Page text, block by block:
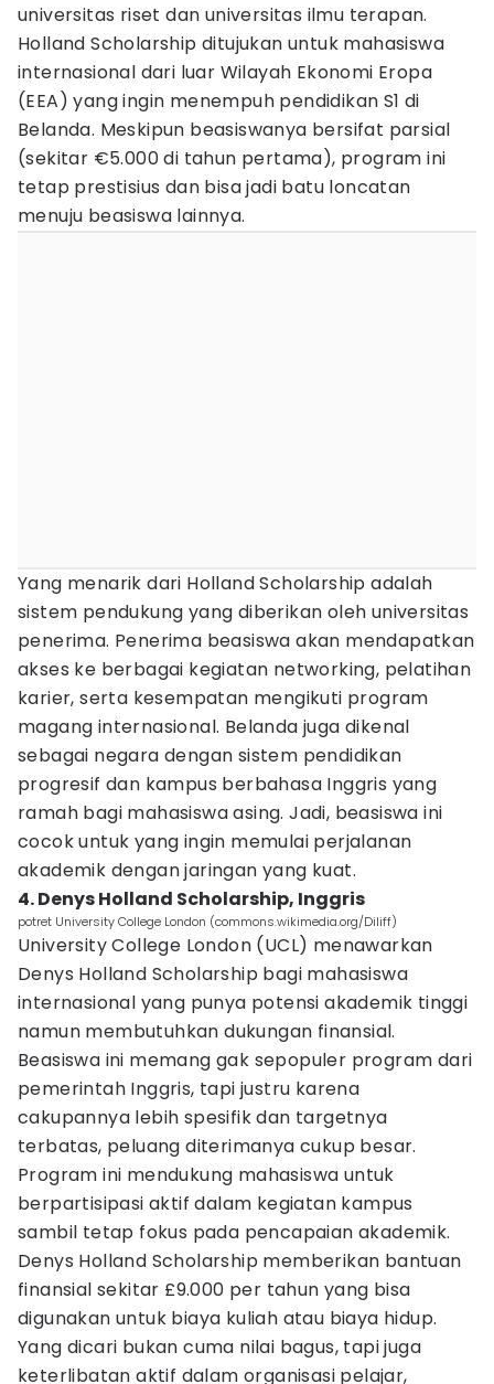
universitas riset dan universitas ilmu terapan.
Holland Scholarship ditujukan untuk mahasiswa
internasional dari luar Wilayah Ekonomi Eropa
(EEA) yang ingin menempuh pendidikan S1 di
Belanda. Meskipun beasiswanya bersifat parsial
(sekitar €5.000 di tahun pertama), program ini
tetap prestisius dan bisa jadi batu loncatan
menuju beasiswa lainnya.
Yang menarik dari Holland Scholarship adalah
sistem pendukung yang diberikan oleh universitas
penerima. Penerima beasiswa akan mendapatkan
akses ke berbagai kegiatan networking, pelatihan
karier, serta kesempatan mengikuti program
magang internasional. Belanda juga dikenal
sebagai negara dengan sistem pendidikan
progresif dan kampus berbahasa Inggris yang
ramah bagi mahasiswa asing. Jadi, beasiswa ini
cocok untuk yang ingin memulai perjalanan
akademik dengan jaringan yang kuat.
4. Denys Holland Scholarship, Inggris
potret University College London (commons.wikimedia.org/Diliff)
University College London (UCL) menawarkan
Denys Holland Scholarship bagi mahasiswa
internasional yang punya potensi akademik tinggi
namun membutuhkan dukungan finansial.
Beasiswa ini memang gak sepopuler program dari
pemerintah Inggris, tapi justru karena
cakupannya lebih spesifik dan targetnya
terbatas, peluang diterimanya cukup besar.
Program ini mendukung mahasiswa untuk
berpartisipasi aktif dalam kegiatan kampus
sambil tetap fokus pada pencapaian akademik.
Denys Holland Scholarship memberikan bantuan
finansial sekitar £9.000 per tahun yang bisa
digunakan untuk biaya kuliah atau biaya hidup.
Yang dicari bukan cuma nilai bagus, tapi juga
keterlibatan aktif dalam organisasi pelajar,